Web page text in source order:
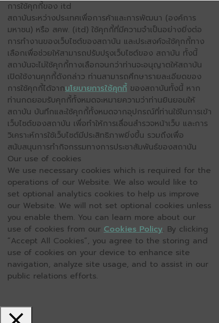
การใช้คุกกี้ของ itd
สถาบันระหว่างประเทศเพื่อการค้าและการพัฒนา (องค์การ
มหาชน) หรือ สคพ. (itd) ใช้คุกกี้ที่มีความจำเป็นอย่างยิ่งต่อ
การทำงานของเว็บไซต์ของสถาบัน และประสงค์จะใช้คุกกี้ทาง
เลือกเพื่อช่วยให้สามารถปรับปรุงเว็บไซต์ของ สถาบัน ทั้งนี้
สถาบันจะไม่ใช้คุกกี้ทางเลือกจนกว่าท่านจะอนุญาตให้สถาบัน
เปิดใช้งานคุกกี้ดังกล่าว ท่านสามารถศึกษารายละเอียดของ
การใช้คุกกี้ได้จากนโยบายการใช้คุกกี้ ของสถาบันทั้งนี้ หาก
ท่านกดยอมรับคุกกี้ทั้งหมดจะหมายความว่าท่านยินยอมให้
สถาบัน บันทึกและใช้คุกกี้ทั้งหมดจากอุปกรณ์ที่ท่านใช้ในการเข้า
เว็บไซต์ของสถาบัน เพื่อทำให้การเลื่อนสำรวจหน้าเว็บ และการ
วิเคราะห์การใช้เว็บไซต์มีประสิทธิภาพยิ่งขึ้น รวมถึงเพื่อ
สนับสนุนการทำกิจกรรมทางการประชาสัมพันธ์ของสถาบัน
Our use of cookies
We use necessary cookies which is required for the
operations of our Website. We also would like to
set optional analytics cookies to help us improve
our Website. We will not set optional cookies unless
you enable them. You can learn more about our
use of cookies from our Cookies Policy. By clicking
“Accept All Cookies”, you agree to the storing and
use of cookies on your device to enhance site
navigation, analyze site usage, and to assist in our
public relations efforts.